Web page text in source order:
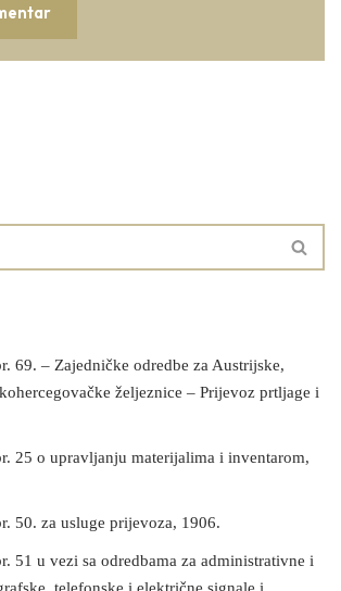
69. – Zajedničke odredbe za Austrijske,
željeznice – Prijevoz prtljage i
25 o upravljanju materijalima i inventarom,
50. za usluge prijevoza, 1906.
51 u vezi sa odredbama za administrativne i